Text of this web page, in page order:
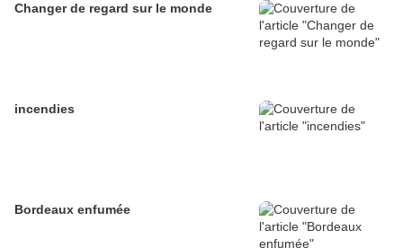
Changer de regard sur le monde
incendies
Bordeaux enfumée